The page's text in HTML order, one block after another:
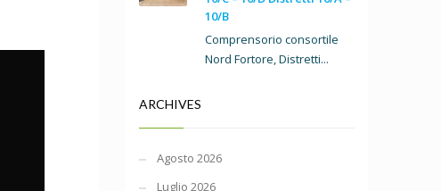
10/B
Comprensorio consortile
Nord Fortore, Distretti...
ARCHIVES
Agosto 2026
Luglio 2026